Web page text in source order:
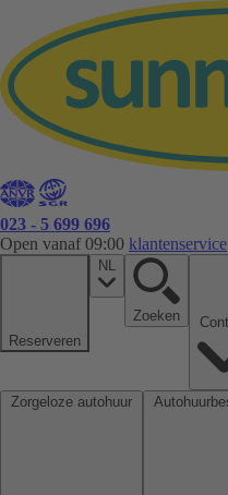
023 - 5 699 696
Open vanaf 09:00 klantenservice
Reserveren
NL
Zoeken